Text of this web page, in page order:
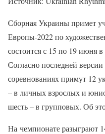
Сборная Украины примет
Европы-2022 по
состоится с 15 по 19 июня
Согласно последней версии
соревнованиях примут 12
– в личных взрослых и
шесть – в групповых. Об
На чемпионате разыграют